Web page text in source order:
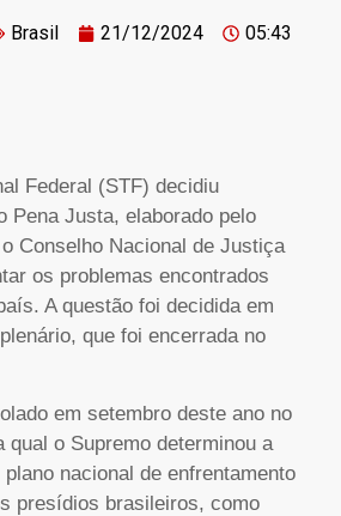
Brasil 21/12/2024 05:43
Federal (STF) decidiu
Pena Justa, elaborado pelo
Conselho Nacional de Justiça
os problemas encontrados
A questão foi decidida em
que foi encerrada no
em setembro deste ano no
qual o Supremo determinou a
nacional de enfrentamento
presídios brasileiros, como